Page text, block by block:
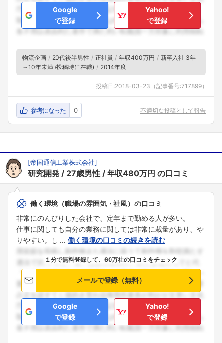
Google
で登録
Yahoo!
で登録
物流企画 20代後半男性 正社員 年収400万円
新卒入社 3年
～10年未満 (投稿時に在職)
2014年度
投稿日:2018-03-23 （記事番号:717899）
参考になった 0 不適切な投稿として報告
[帝国通信工業株式会社]
研究開発 27歳男性 年収480万円 の口コミ
働く環境（職場の雰囲気・社風）の口コミ
非常にのんびりした会社で、定年まで勤める人が多い。
仕事に関しても自分の業務に関しては非常に裁量があり、や
りやすい。し ... 働く環境の口コミの続きを読む
１分で無料登録して、60万社の口コミをチェック
メールで登録（無料）
Google
で登録
Yahoo!
で登録